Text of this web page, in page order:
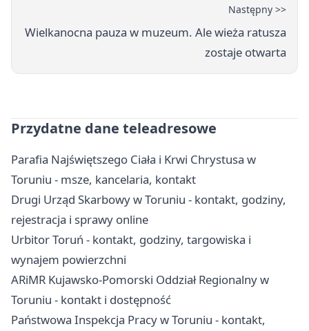
Następny >>
Wielkanocna pauza w muzeum. Ale wieża ratusza
zostaje otwarta
Przydatne dane teleadresowe
Parafia Najświętszego Ciała i Krwi Chrystusa w
Toruniu - msze, kancelaria, kontakt
Drugi Urząd Skarbowy w Toruniu - kontakt, godziny,
rejestracja i sprawy online
Urbitor Toruń - kontakt, godziny, targowiska i
wynajem powierzchni
ARiMR Kujawsko-Pomorski Oddział Regionalny w
Toruniu - kontakt i dostępność
Państwowa Inspekcja Pracy w Toruniu - kontakt,